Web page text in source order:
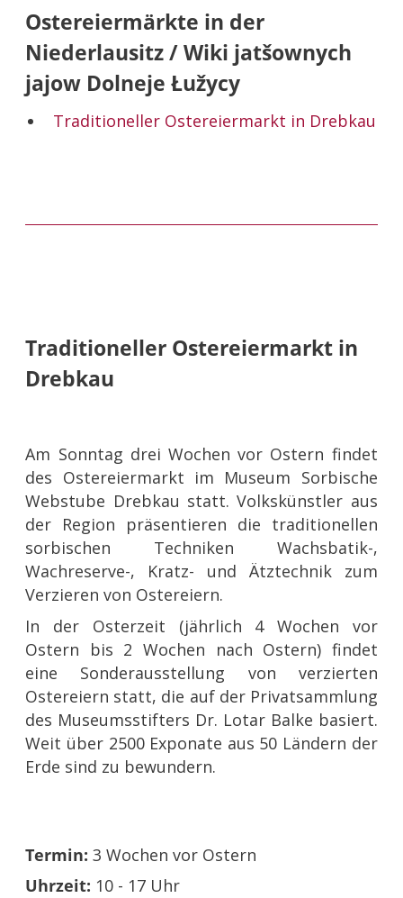
Ostereiermärkte in der
Niederlausitz / Wiki jatšownych
jajow Dolneje Łužycy
Traditioneller Ostereiermarkt in Drebkau
Traditioneller Ostereiermarkt in
Drebkau
Am Sonntag drei Wochen vor Ostern findet
des Ostereiermarkt im Museum Sorbische
Webstube Drebkau statt. Volkskünstler aus
der Region präsentieren die traditionellen
sorbischen Techniken Wachsbatik-,
Wachreserve-, Kratz- und Ätztechnik zum
Verzieren von Ostereiern.
In der Osterzeit (jährlich 4 Wochen vor
Ostern bis 2 Wochen nach Ostern) findet
eine Sonderausstellung von verzierten
Ostereiern statt, die auf der Privatsammlung
des Museumsstifters Dr. Lotar Balke basiert.
Weit über 2500 Exponate aus 50 Ländern der
Erde sind zu bewundern.
Termin:3 Wochen vor Ostern
Uhrzeit: 10 - 17 Uhr